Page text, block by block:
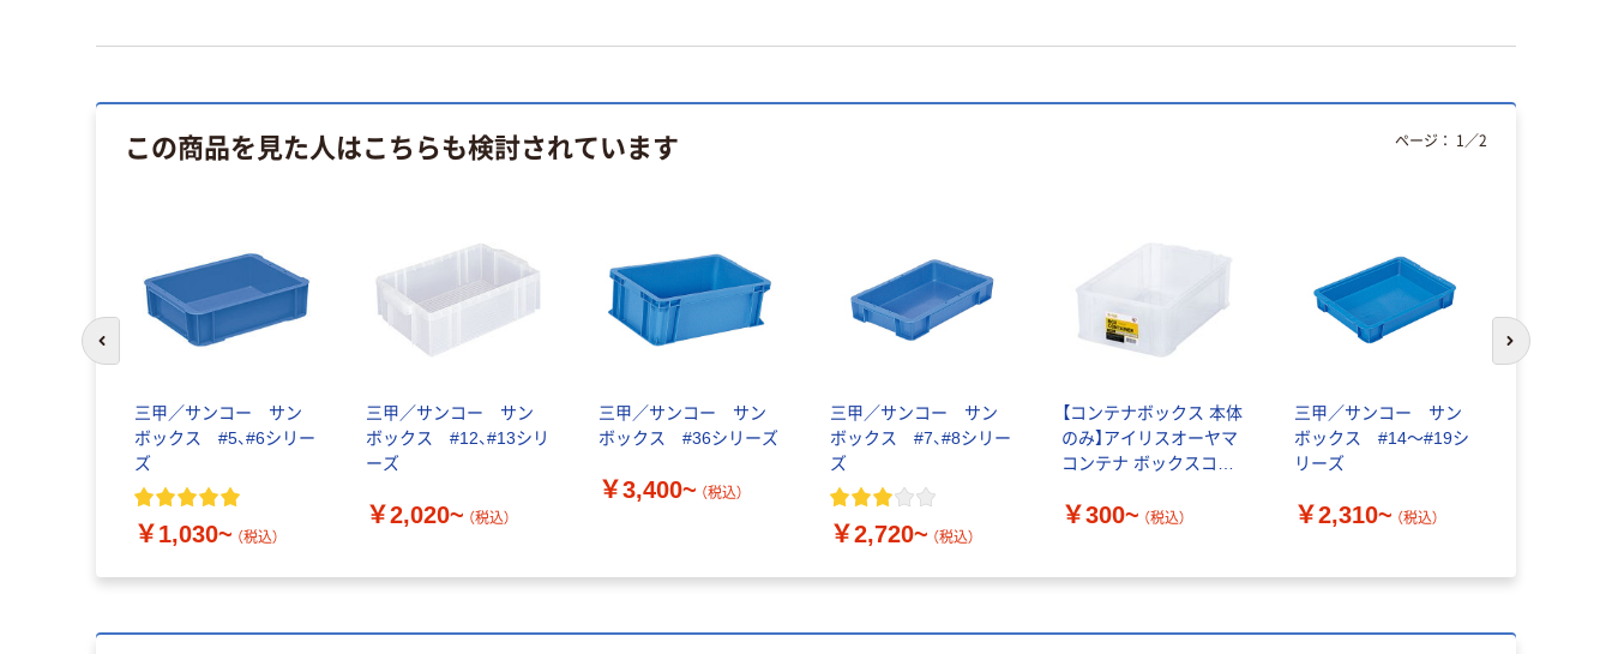
この商品を見た人はこちらも検討されています
三甲／サンコー サン
ボックス #5、#6シリー
ズ
￥1,030~ （税込）
三甲／サンコー サン
ボックス #12、#13シリ
ーズ
￥2,020~ （税込）
三甲／サンコー サン
ボックス #36シリーズ
￥3,400~ （税込）
三甲／サンコー サン
ボックス #7、#8シリー
ズ
￥2,720~ （税込）
【コンテナボックス 本体
のみ】アイリスオーヤマ
コンテナ ボックスコン
り) 【クリア/ブルー】
￥300~ （税込）
三甲／サンコー サン
ボックス #14～#19シ
リーズ
￥2,310~ （税込）
ページ： 1 ／2
前のスライドへ 次のスライド